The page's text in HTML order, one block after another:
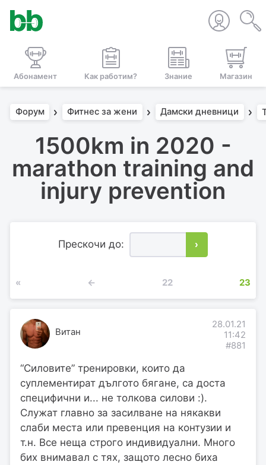
Абонамент Как работим? Знание Магазин
Форум Фитнес за жени Дамски дневници
1500km in 2020 -
marathon training and
injury prevention
Прескочи до: ›
« ← 22 23
Витан
28.01.21
11:42
#881
“Силовите” тренировки, които да
суплементират дългото бягане, са доста
специфични и... не толкова силови :).
Служат главно за засилване на някакви
слаби места или превенция на контузии и
т.н. Все неща строго индивидуални. Много
бих внимавал с тях, защото лесно биха